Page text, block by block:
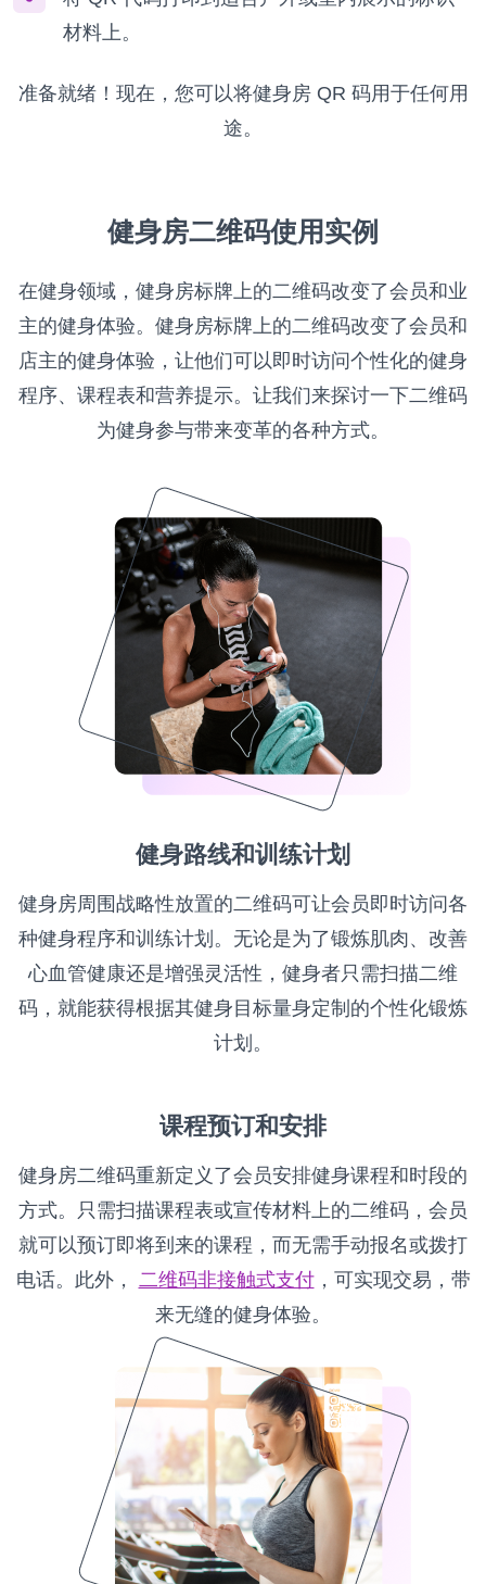
材料上。
准备就绪！现在，您可以将健身房 QR 码用于任何用
途。
健身房二维码使用实例
在健身领域，健身房标牌上的二维码改变了会员和业
主的健身体验。健身房标牌上的二维码改变了会员和
店主的健身体验，让他们可以即时访问个性化的健身
程序、课程表和营养提示。让我们来探讨一下二维码
为健身参与带来变革的各种方式。
健身路线和训练计划
健身房周围战略性放置的二维码可让会员即时访问各
种健身程序和训练计划。无论是为了锻炼肌肉、改善
心血管健康还是增强灵活性，健身者只需扫描二维
码，就能获得根据其健身目标量身定制的个性化锻炼
计划。
课程预订和安排
健身房二维码重新定义了会员安排健身课程和时段的
方式。只需扫描课程表或宣传材料上的二维码，会员
就可以预订即将到来的课程，而无需手动报名或拨打
电话。此外， 二维码非接触式支付，可实现交易，带
来无缝的健身体验。